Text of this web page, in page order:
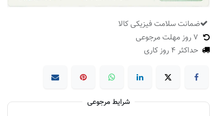
ضمانت سلامت فیزیکی کالا
حداکثر 4 روز کاری
شرایط مرجوعی